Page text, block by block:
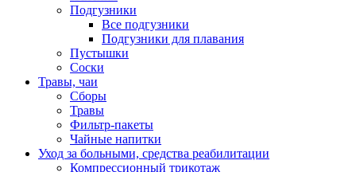
Подгузники
Все подгузники
Подгузники для плавания
Пустышки
Соски
Травы, чаи
Сборы
Травы
Фильтр-пакеты
Чайные напитки
Уход за больными, средства реабилитации
Компрессионный трикотаж